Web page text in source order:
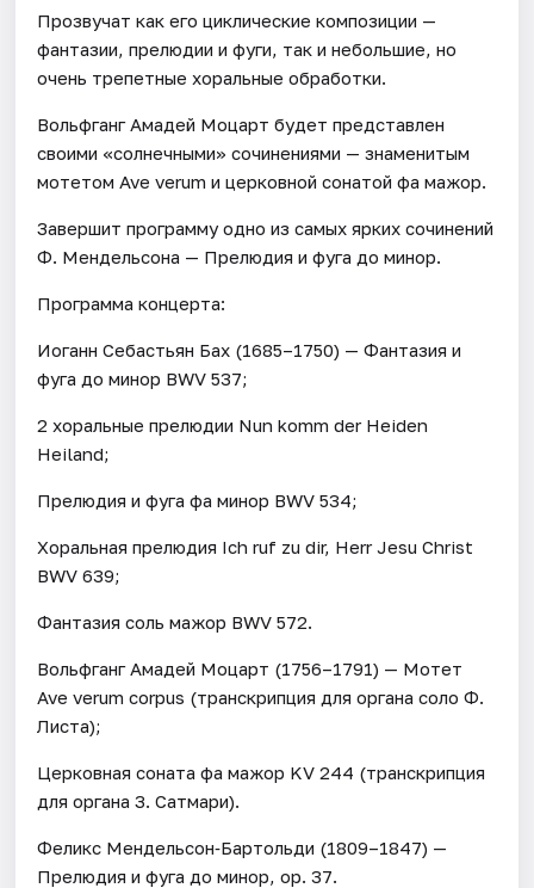
Прозвучат как его циклические композиции —
фантазии, прелюдии и фуги, так и небольшие, но
очень трепетные хоральные обработки.
Вольфганг Амадей Моцарт будет представлен
своими «солнечными» сочинениями — знаменитым
мотетом Ave verum и церковной сонатой фа мажор.
Завершит программу одно из самых ярких сочинений
Ф. Мендельсона — Прелюдия и фуга до минор.
Программа концерта:
Иоганн Себастьян Бах (1685–1750) — Фантазия и
фуга до минор BWV 537;
2 хоральные прелюдии Nun komm der Heiden
Heiland;
Прелюдия и фуга фа минор BWV 534;
Хоральная прелюдия Ich ruf zu dir, Herr Jesu Christ
BWV 639;
Фантазия соль мажор BWV 572.
Вольфганг Амадей Моцарт (1756–1791) — Мотет
Ave verum corpus (транскрипция для органа соло Ф.
Листа);
Церковная соната фа мажор KV 244 (транскрипция
для органа З. Сатмари).
Феликс Мендельсон‑Бартольди (1809–1847) —
Прелюдия и фуга до минор, ор. 37.